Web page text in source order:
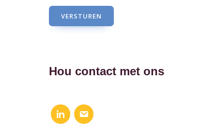
VERSTUREN
Hou contact met ons